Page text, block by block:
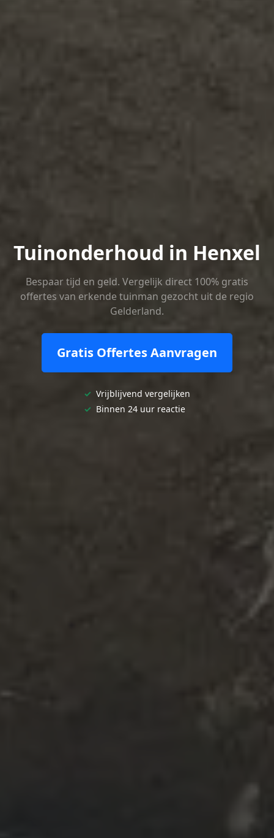
Tuinonderhoud in Henxel
Bespaar tijd en geld. Vergelijk direct 100% gratis
offertes van erkende tuinman gezocht uit de regio
Gelderland.
Gratis Offertes Aanvragen
✓ Vrijblijvend vergelijken
✓ Binnen 24 uur reactie